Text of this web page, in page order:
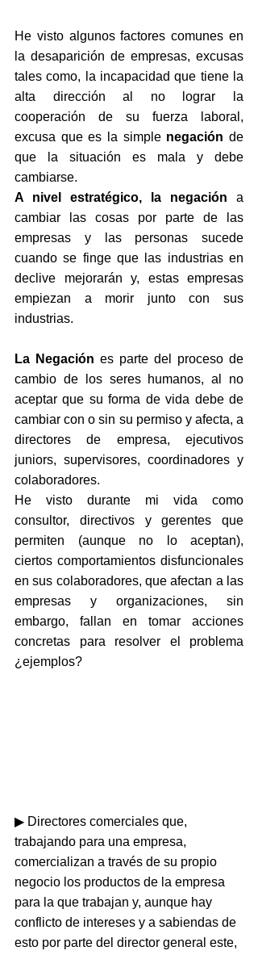
He visto algunos factores comunes en
la desaparición de empresas, excusas
tales como, la incapacidad que tiene la
alta dirección al no lograr la
cooperación de su fuerza laboral,
excusa que es la simple negación de
que la situación es mala y debe
cambiarse.
A nivel estratégico, la negación a
cambiar las cosas por parte de las
empresas y las personas sucede
cuando se finge que las industrias en
declive mejorarán y, estas empresas
empiezan a morir junto con sus
industrias.
La Negación es parte del proceso de
cambio de los seres humanos, al no
aceptar que su forma de vida debe de
cambiar con o sin su permiso y afecta, a
directores de empresa, ejecutivos
juniors, supervisores, coordinadores y
colaboradores.
He visto durante mi vida como
consultor, directivos y gerentes que
permiten (aunque no lo aceptan),
ciertos comportamientos disfuncionales
en sus colaboradores, que afectan a las
empresas y organizaciones, sin
embargo, fallan en tomar acciones
concretas para resolver el problema
¿ejemplos?
▶ Directores comerciales que,
trabajando para una empresa,
comercializan a través de su propio
negocio los productos de la empresa
para la que trabajan y, aunque hay
conflicto de intereses y a sabiendas de
esto por parte del director general este,